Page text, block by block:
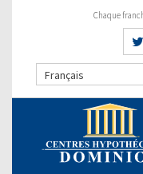
Chaque
Français